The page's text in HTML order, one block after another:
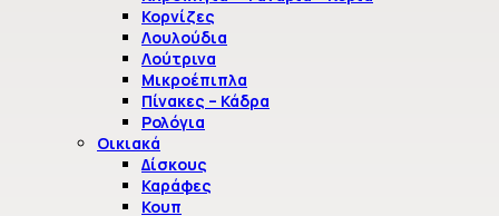
Κορνίζες
Λουλούδια
Λούτρινα
Μικροέπιπλα
Πίνακες – Κάδρα
Ρολόγια
Οικιακά
Δίσκους
Καράφες
Κουπ
Είδη διακόσμηση, Οικιακά, Εποχιακά, Είδη Γάμου,
Είδη Βάφτισης, Κεράσματα.